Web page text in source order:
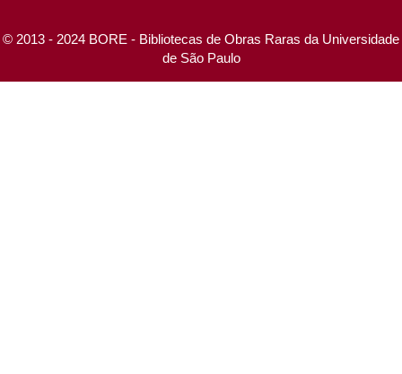
© 2013 - 2024 BORE - Bibliotecas de Obras Raras da Universidade
de São Paulo